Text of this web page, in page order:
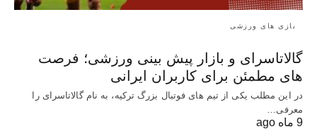
بازی های ورزشی
گالاتاسرای و بازار پیش‌ بینی ورزشی؛ فرصت‌
های مطمئن برای کاربران ایرانی
در این مطلب یکی از تیم های فوتبال بزرگ ترکیه، به نام گالاتاسرای را
معرفی…
9 ماه ago